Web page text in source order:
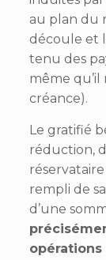
au plan du
découle et
tenu des
même qu’il
créance).
Le gratifié
réduction,
rempli de
d’une